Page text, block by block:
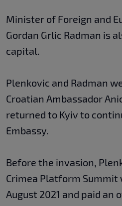
Minister of Foreign and
Gordan Grlic Radman is
capital.
Plenkovic and Radman
Croatian Ambassador
returned to Kyiv to
Embassy.
Before the invasion,
Crimea Platform Summit
August 2021 and paid an